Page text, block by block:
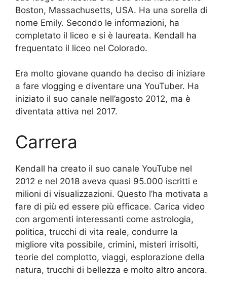
Boston, Massachusetts, USA. Ha una sorella di
nome Emily. Secondo le informazioni, ha
completato il liceo e si è laureata. Kendall ha
frequentato il liceo nel Colorado.
Era molto giovane quando ha deciso di iniziare
a fare vlogging e diventare una YouTuber. Ha
iniziato il suo canale nell’agosto 2012, ma è
diventata attiva nel 2017.
Carrera
Kendall ha creato il suo canale YouTube nel
2012 e nel 2018 aveva quasi 95.000 iscritti e
milioni di visualizzazioni. Questo l’ha motivata a
fare di più ed essere più efficace. Carica video
con argomenti interessanti come astrologia,
politica, trucchi di vita reale, condurre la
migliore vita possibile, crimini, misteri irrisolti,
teorie del complotto, viaggi, esplorazione della
natura, trucchi di bellezza e molto altro ancora.